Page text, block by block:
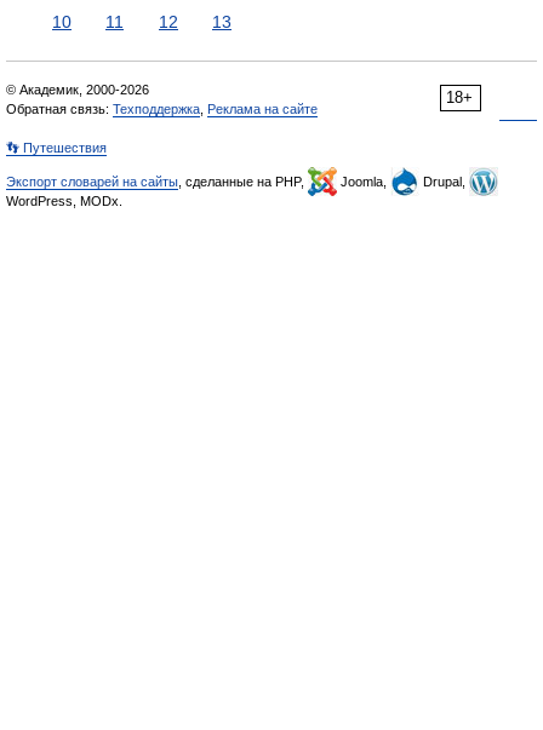
10
11 12 13
18+
© Академик, 2000-2026
Обратная связь: Техподдержка Реклама на сайте
👣 Путешествия
Экспорт словарей на сайты , сделанные на PHP, Joomla,
Drupal,
WordPress, MODx.